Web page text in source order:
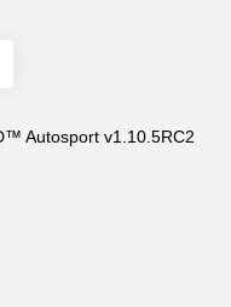
Autosport v1.10.5RC2